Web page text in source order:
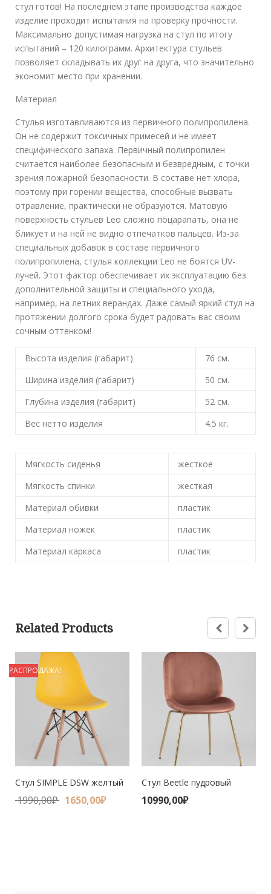
стул готов! На последнем этапе производства каждое
изделие проходит испытания на проверку прочности.
Максимально допустимая нагрузка на стул по итогу
испытаний – 120 килограмм. Архитектура стульев
позволяет складывать их друг на друга, что значительно
экономит место при хранении.
Материал
Стулья изготавливаются из первичного полипропилена.
Он не содержит токсичных примесей и не имеет
специфического запаха. Первичный полипропилен
считается наиболее безопасным и безвредным, с точки
зрения пожарной безопасности. В составе нет хлора,
поэтому при горении вещества, способные вызвать
отравление, практически не образуются. Матовую
поверхность стульев Leo сложно поцарапать, она не
бликует и на ней не видно отпечатков пальцев. Из-за
специальных добавок в составе первичного
полипропилена, стулья коллекции Leo не боятся UV-
лучей. Этот фактор обеспечивает их эксплуатацию без
дополнительной защиты и специального ухода,
например, на летних верандах. Даже самый яркий стул на
протяжении долгого срока будет радовать вас своим
сочным оттенком!
Высота изделия (габарит) 76 см.
Ширина изделия (габарит)
50 см.
Глубина изделия (габарит)
52 см.
Вес нетто изделия
4.5 кг.
Мягкость сиденья
жесткое
Мягкость спинки
жесткая
Материал обивки
пластик
Материал ножек
пластик
Материал каркаса
пластик
Related Products
РАСПРОДАЖА!
Стул SIMPLE DSW желтый
1990,00₽ 1650,00₽
Стул Beetle пудровый
10990,00₽